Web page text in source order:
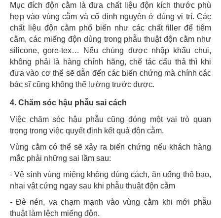
Mục đích độn cằm là đưa chất liệu độn kích thước phù
hợp vào vùng cằm và cố định nguyên ở đúng vị trí. Các
chất liệu độn cằm phổ biến như các chất filler để tiêm
cằm, các miếng độn dùng trong phẫu thuật độn cằm như
silicone, gore-tex… Nếu chúng được nhập khẩu chui,
không phải là hàng chính hãng, chế tác cẩu thả thì khi
đưa vào cơ thể sẽ dẫn đến các biến chứng mà chính các
bác sĩ cũng không thể lường trước được.
4. Chăm sóc hậu phẫu sai cách
Việc chăm sóc hậu phẫu cũng đóng một vai trò quan
trọng trong việc quyết định kết quả độn cằm.
Vùng cằm có thể sẽ xảy ra biến chứng nếu khách hàng
mắc phải những sai lầm sau:
- Vệ sinh vùng miệng không đúng cách, ăn uống thô bạo,
nhai vật cứng ngay sau khi phẫu thuật độn cằm
- Đè nén, va chạm mạnh vào vùng cằm khi mới phẫu
thuật làm lệch miếng độn.